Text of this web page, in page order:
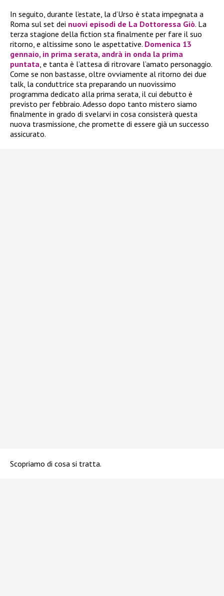
In seguito, durante l’estate, la d’Urso è stata impegnata a
Roma sul set dei nuovi episodi de La Dottoressa Giò. La
terza stagione della fiction sta finalmente per fare il suo
ritorno, e altissime sono le aspettative. Domenica 13
gennaio, in prima serata, andrà in onda la prima
puntata, e tanta è l’attesa di ritrovare l’amato personaggio.
Come se non bastasse, oltre ovviamente al ritorno dei due
talk, la conduttrice sta preparando un nuovissimo
programma dedicato alla prima serata, il cui debutto è
previsto per febbraio. Adesso dopo tanto mistero siamo
finalmente in grado di svelarvi in cosa consisterà questa
nuova trasmissione, che promette di essere già un successo
assicurato.
Scopriamo di cosa si tratta.